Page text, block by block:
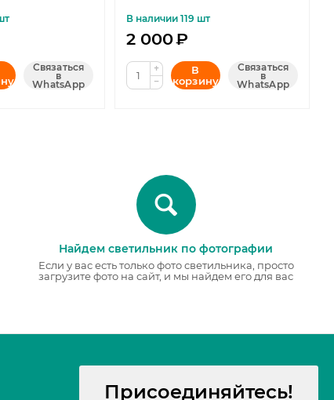
Связаться
в
WhatsApp
В наличии 119 шт
2 000₽
+
−
В
корзину
Связаться
в
WhatsApp
Найдем светильник по фотографии
Если у вас есть только фото светильника, просто
загрузите фото на сайт, и мы найдем его для вас
Присоединяйтесь!